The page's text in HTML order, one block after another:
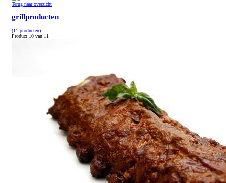
Terug naar overzicht
grillproducten
(11 producten)
Product 10 van 11